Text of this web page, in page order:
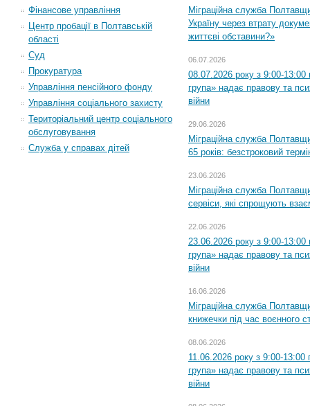
Фінансове управління
Центр пробації в Полтавській
області
Суд
Прокуратура
Управління пенсійного фонду
Управління соціального захисту
Територіальний центр соціального
обслуговування
Служба у справах дітей
Міграційна служба
Україну через втрату
життєві обставини?»
06.07.2026
08.07.2026 року з 9:00-13:00
група» надає правову та
війни
29.06.2026
Міграційна служба
65 років: безстроковий
23.06.2026
Міграційна служба
сервіси, які спрощують
22.06.2026
23.06.2026 року з 9:00-13:00
група» надає правову та
війни
16.06.2026
Міграційна служба
книжечки під час воєнного
08.06.2026
11.06.2026 року з 9:00-13:00
група» надає правову та
війни